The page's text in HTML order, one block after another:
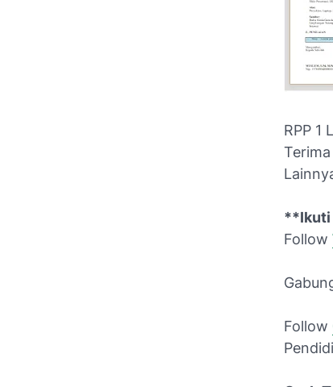
RPP 1
**Ikuti
Follow
Follow